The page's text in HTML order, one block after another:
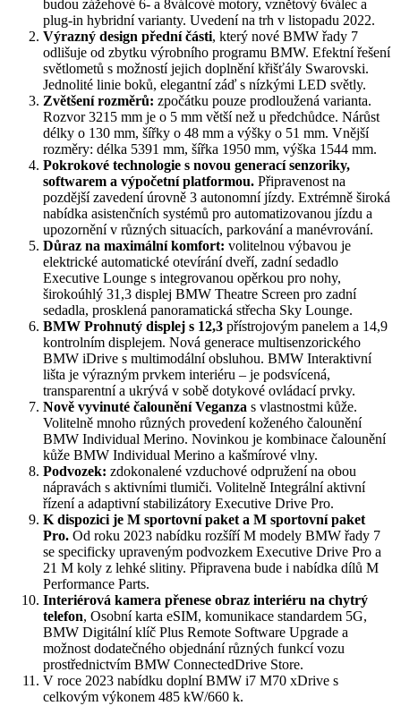
budou zážehové 6- a 8válcové motory, vznětový 6válec a
plug-in hybridní varianty. Uvedení na trh v listopadu 2022.
Výrazný design přední části, který nové BMW řady 7
odlišuje od zbytku výrobního programu BMW. Efektní řešení
světlometů s možností jejich doplnění křišťály Swarovski.
Jednolité linie boků, elegantní záď s nízkými LED světly.
Zvětšení rozměrů: zpočátku pouze prodloužená varianta.
Rozvor 3215 mm je o 5 mm větší než u předchůdce. Nárůst
délky o 130 mm, šířky o 48 mm a výšky o 51 mm. Vnější
rozměry: délka 5391 mm, šířka 1950 mm, výška 1544 mm.
Pokrokové technologie s novou generací senzoriky,
softwarem a výpočetní platformou. Připravenost na
pozdější zavedení úrovně 3 autonomní jízdy. Extrémně široká
nabídka asistenčních systémů pro automatizovanou jízdu a
upozornění v různých situacích, parkování a manévrování.
Důraz na maximální komfort: volitelnou výbavou je
elektrické automatické otevírání dveří, zadní sedadlo
Executive Lounge s integrovanou opěrkou pro nohy,
širokoúhlý 31,3 displej BMW Theatre Screen pro zadní
sedadla, prosklená panoramatická střecha Sky Lounge.
BMW Prohnutý displej s 12,3 přístrojovým panelem a 14,9
kontrolním displejem. Nová generace multisenzorického
BMW iDrive s multimodální obsluhou. BMW Interaktivní
lišta je výrazným prvkem interiéru – je podsvícená,
transparentní a ukrývá v sobě dotykové ovládací prvky.
Nově vyvinuté čalounění Veganza s vlastnostmi kůže.
Volitelně mnoho různých provedení koženého čalounění
BMW Individual Merino. Novinkou je kombinace čalounění
kůže BMW Individual Merino a kašmírové vlny.
Podvozek: zdokonalené vzduchové odpružení na obou
nápravách s aktivními tlumiči. Volitelně Integrální aktivní
řízení a adaptivní stabilizátory Executive Drive Pro.
K dispozici je M sportovní paket a M sportovní paket
Pro. Od roku 2023 nabídku rozšíří M modely BMW řady 7
se specificky upraveným podvozkem Executive Drive Pro a
21 M koly z lehké slitiny. Připravena bude i nabídka dílů M
Performance Parts.
Interiérová kamera přenese obraz interiéru na chytrý
telefon, Osobní karta eSIM, komunikace standardem 5G,
BMW Digitální klíč Plus Remote Software Upgrade a
možnost dodatečného objednání různých funkcí vozu
prostřednictvím BMW ConnectedDrive Store.
V roce 2023 nabídku doplní BMW i7 M70 xDrive s
celkovým výkonem 485 kW/660 k.